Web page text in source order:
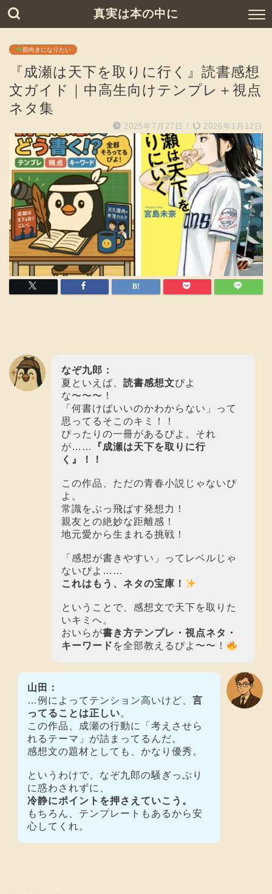
真実は本の中に
前向きになりたい
『成瀬は天下を取りに行く』読書感想
文ガイド｜中高生向けテンプレ＋視点
ネタ集
2025年7月27日 / 2026年1月12日
なぞ九郎：
夏といえば、 読書感想文ぴよ
な〜〜〜！
「何書けばいいのかわからない」って
思ってるそこのキミ！！
ぴったりの一冊があるぴよ。それ
が……
『成瀬は天下を取りに行
く』！！
この作品、ただの青春小説じゃないぴ
よ。
常識をぶっ飛ばす発想力！
親友との絶妙な距離感！
地元愛から生まれる挑戦！
「感想が書きやすい」ってレベルじゃ
ないぴよ……
これはもう、ネタの宝庫！
ということで、感想文で天下を取りた
いキミへ。
おいらが書き方テンプレ・視点ネタ・
キーワード を全部教えるぴよ〜〜！
山田：
…例によってテンション高いけど、 言
ってることは正しい。
この作品、成瀬の行動に「考えさせら
れるテーマ」が詰まってるんだ。
感想文の題材としても、かなり優秀。
というわけで、なぞ九郎の騒ぎっぷり
に惑わされずに、
冷静にポイントを押さえていこう。
もちろん、テンプレートもあるから安
心してくれ。